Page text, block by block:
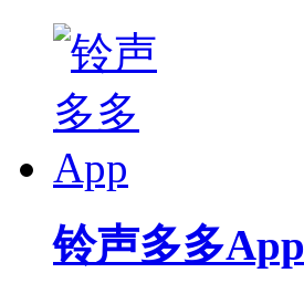
铃声多多App